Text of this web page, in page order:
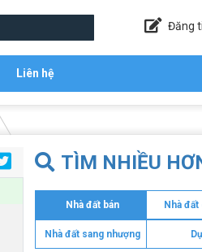
Đăng
Liên hệ
TÌM NHIỀU
Nhà đất bán Nhà
Nhà đất sang nhượng